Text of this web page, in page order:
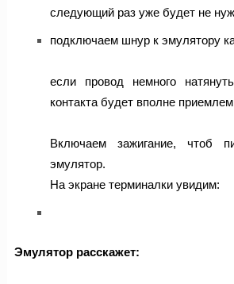
следующий раз уже будет не
подключаем шнур к эмулятору
если провод немного
контакта будет вполне
Включаем зажигание, чтоб
эмулятор.
На экране терминалки увидим:
Эмулятор расскажет: